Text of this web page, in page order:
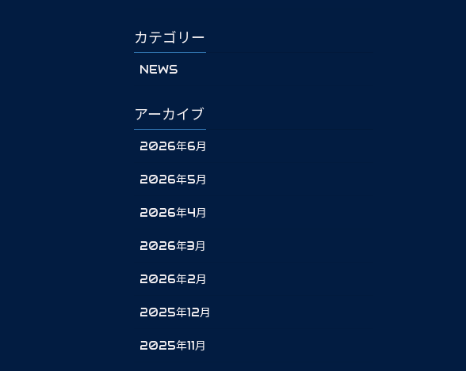
カテゴリー
NEWS
アーカイブ
2026年6月
2026年5月
2026年4月
2026年3月
2026年2月
2025年12月
2025年11月